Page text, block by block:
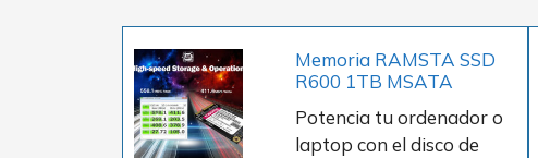
Memoria RAMSTA SSD
R600 1TB MSATA
Potencia tu ordenador o
laptop con el disco de